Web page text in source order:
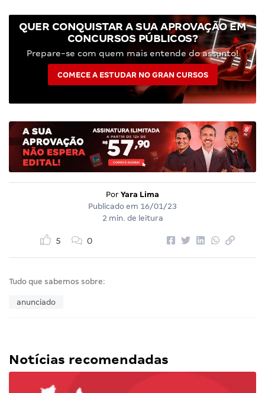
QUER CONQUISTAR A SUA APROVAÇÃO EM
CONCURSOS PÚBLICOS?
Prepare-se com quem mais entende do assunto!
COMECE A ESTUDAR NO GRAN CURSOS
Por Yara Lima
Publicado em 16/01/23
2 min. de leitura
5 0
Tudo que sabemos sobre:
anunciado
Notícias recomendadas